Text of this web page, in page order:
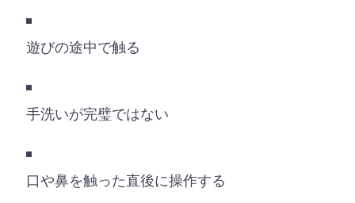
遊びの途中で触る
手洗いが完璧ではない
口や鼻を触った直後に操作する